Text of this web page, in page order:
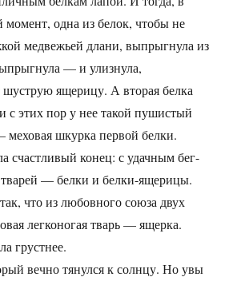
одна из белок, чтобы не
медвежьей длани, выпрыгнула из
— и улизнула,
ящерицу. А вторая белка
с этих пор у нее такой пушистый
меховая шкурка первой белки.
счастливый конец: с удачным бег-
тварей — белки и белки-ящерицы.
что из любовного союза двух
легконогая тварь — ящерка.
грустнее.
вечно тянулся к солнцу. Но увы